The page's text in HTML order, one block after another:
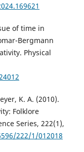
of time in
Bergmann
Physical
K. A. (2010).
Folklore
Series, 222(1),
222/1/012018